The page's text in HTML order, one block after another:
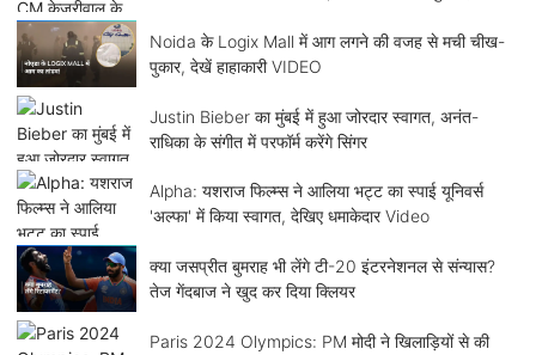
Noida के Logix Mall में आग लगने की वजह से मची चीख-
पुकार, देखें हाहाकारी VIDEO
Justin Bieber का मुंबई में हुआ जोरदार स्वागत, अनंत-
राधिका के संगीत में परफॉर्म करेंगे सिंगर
Alpha: यशराज फिल्म्स ने आलिया भट्ट का स्पाई यूनिवर्स
'अल्फा' में किया स्वागत, देखिए धमाकेदार Video
क्या जसप्रीत बुमराह भी लेंगे टी-20 इंटरनेशनल से संन्यास?
तेज गेंदबाज ने खुद कर दिया क्लियर
Paris 2024 Olympics: PM मोदी ने खिलाड़ियों से की